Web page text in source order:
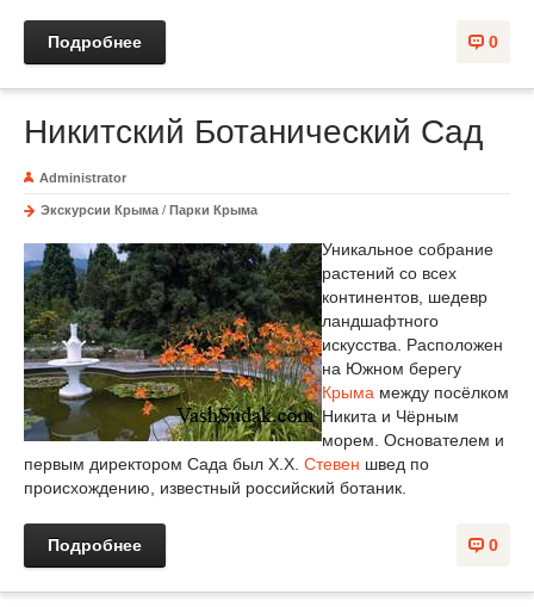
0
Подробнее
Никитский Ботанический Сад
Administrator
Экскурсии Крыма / Парки Крыма
Уникальное собрание
растений со всех
континентов, шедевр
ландшафтного
искусства. Расположен
на Южном берегу
Крыма между посёлком
Никита и Чёрным
морем. Основателем и
первым директором Сада был Х.Х. Стевен швед по
происхождению, известный российский ботаник.
0
Подробнее